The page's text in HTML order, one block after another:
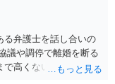
る弁護士を話し合いの
議や調停で離婚を断る
で高くないようにも思